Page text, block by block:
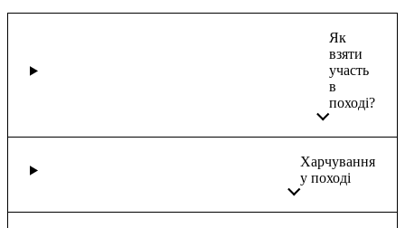
Як
взяти
участь
в
поході?
Харчування
у поході